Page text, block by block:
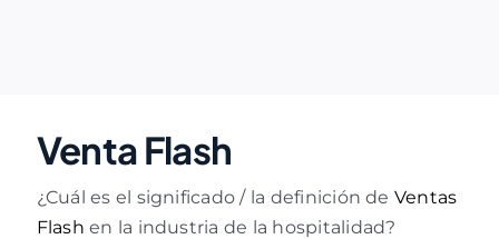
Venta Flash
¿Cuál es el significado / la definición de Ventas
Flash en la industria de la hospitalidad?